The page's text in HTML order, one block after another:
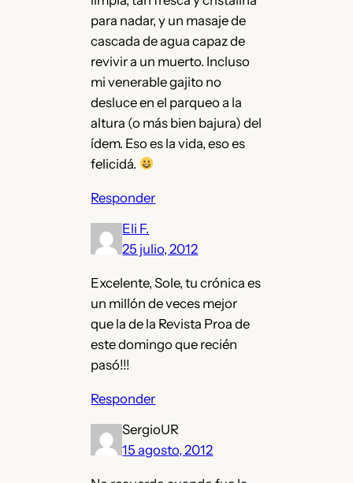
para nadar, y un masaje de
cascada de agua capaz de
revivir a un muerto. Incluso
mi venerable gajito no
desluce en el parqueo a la
altura (o más bien bajura) del
ídem. Eso es la vida, eso es
felicidá.
Responder
Eli F.
25 julio, 2012
Excelente, Sole, tu crónica es
un millón de veces mejor
que la de la Revista Proa de
este domingo que recién
pasó!!!
Responder
SergioUR
15 agosto, 2012